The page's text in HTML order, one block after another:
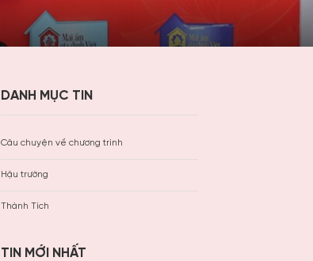
DANH MỤC TIN
Câu chuyện về chương trình
Hậu trường
Thành Tích
TIN MỚI NHẤT